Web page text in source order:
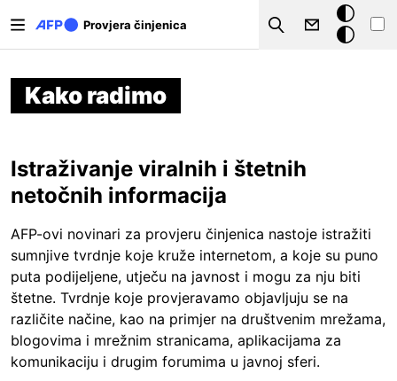
Provjera činjenica
Search
Tamna
pozadina
Kako radimo
Istraživanje viralnih i štetnih
netočnih informacija
AFP-ovi novinari za provjeru činjenica nastoje istražiti
sumnjive tvrdnje koje kruže internetom, a koje su puno
puta podijeljene, utječu na javnost i mogu za nju biti
štetne. Tvrdnje koje provjeravamo objavljuju se na
različite načine, kao na primjer na društvenim mrežama,
blogovima i mrežnim stranicama, aplikacijama za
komunikaciju i drugim forumima u javnoj sferi.